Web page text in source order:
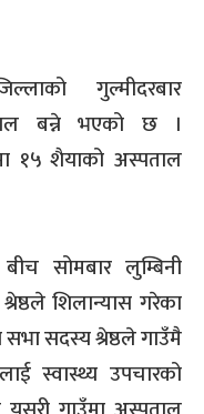
गुल्मीदरबार
बन्ने भएको छ ।
१५ शैयाको अस्पताल
सोमबार लुम्बिनी
शिलान्यास गरेका
सदस्य श्रेष्ठले गाउँमै
स्वास्थ्य उपचारको